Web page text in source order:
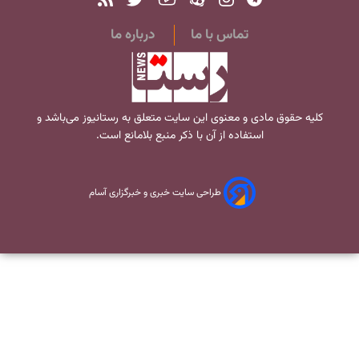
تماس با ما درباره ما
کلیه حقوق مادی و معنوی این سایت متعلق به رستانیوز می‌باشد و
استفاده از آن با ذکر منبع بلامانع است.
طراحی سایت خبری و خبرگزاری آسام